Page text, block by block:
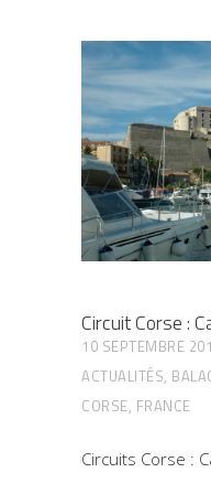
Circuit Corse :
10 SEPTEMBRE
ACTUALITÉS,
CORSE, FRANCE
Circuits Corse :